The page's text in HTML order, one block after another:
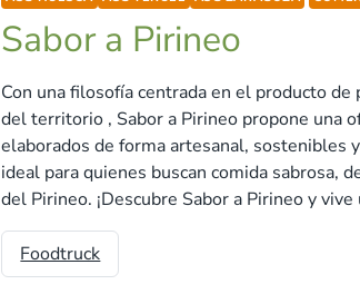
Sabor a Pirineo
Con una filosofía centrada en el producto de
del territorio , Sabor a Pirineo propone una
elaborados de forma artesanal, sostenibles
ideal para quienes buscan comida sabrosa,
del Pirineo. ¡Descubre Sabor a Pirineo y vive
Foodtruck